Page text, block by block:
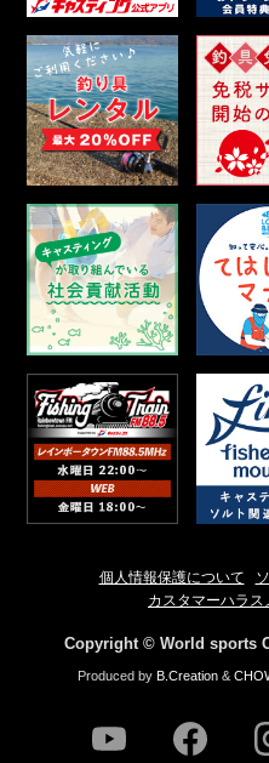
個人情報保護について
カスタマーハラ
Copyright © World sports
Produced by B.Creation&
youtube facebook